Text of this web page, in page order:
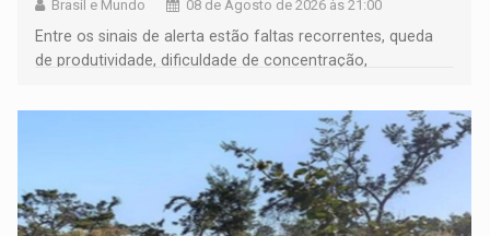
Brasil e Mundo 08 de Agosto de 2026 às 21:00
Entre os sinais de alerta estão faltas recorrentes, queda
de produtividade, dificuldade de concentração,